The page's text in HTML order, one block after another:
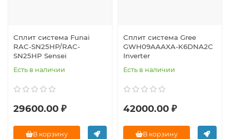
Сплит система Funai
RAC-SN25HP/RAC-
SN25HP Sensei
Есть в наличии
29600.00 ₽
В корзину
Сплит система Gree
GWH09AAAXA-K6DNA2C
Inverter
Есть в наличии
42000.00 ₽
В корзину